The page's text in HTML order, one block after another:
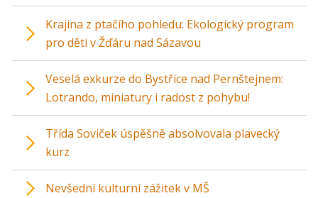
Krajina z ptačího pohledu: Ekologický program
pro děti v Žďáru nad Sázavou
Veselá exkurze do Bystřice nad Pernštejnem:
Lotrando, miniatury i radost z pohybu!
Třída Soviček úspěšně absolvovala plavecký
kurz
Nevšední kulturní zážitek v MŠ